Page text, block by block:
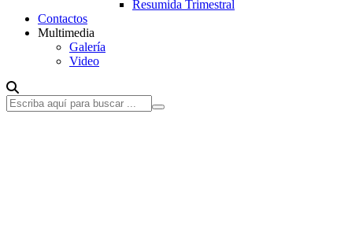
Resumida Trimestral
Contactos
Multimedia
Galería
Video